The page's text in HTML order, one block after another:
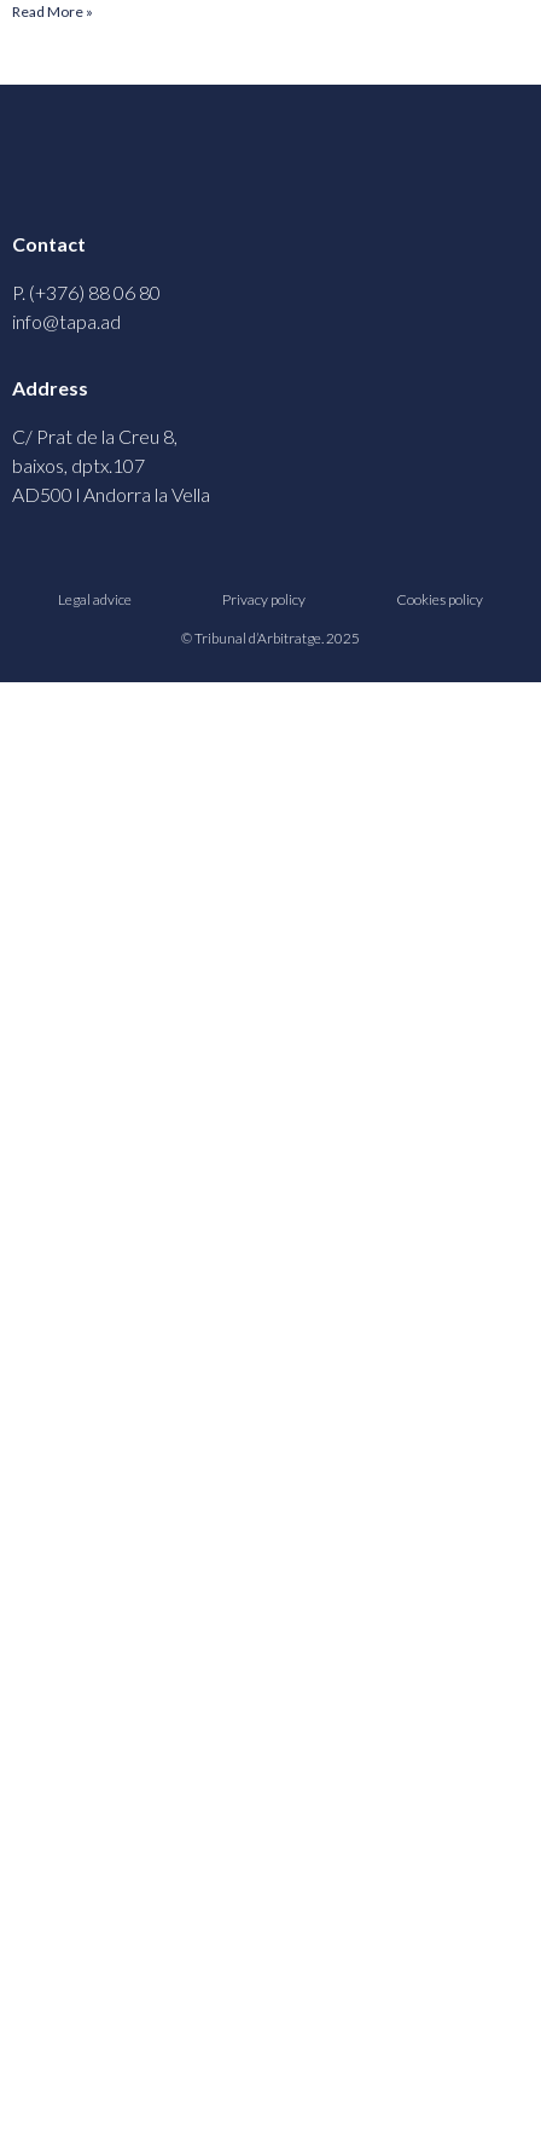
Read More »
Contact
P. (+376) 88 06 80
info@tapa.ad
Address
C/ Prat de la Creu 8,
baixos, dptx.107
AD500 l Andorra la Vella
Legal advice Privacy policy Cookies policy
© Tribunal d’Arbitratge. 2025